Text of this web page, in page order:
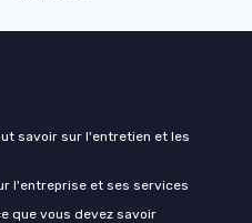
savoir sur l'entretien et les
l'entreprise et ses services
que vous devez savoir